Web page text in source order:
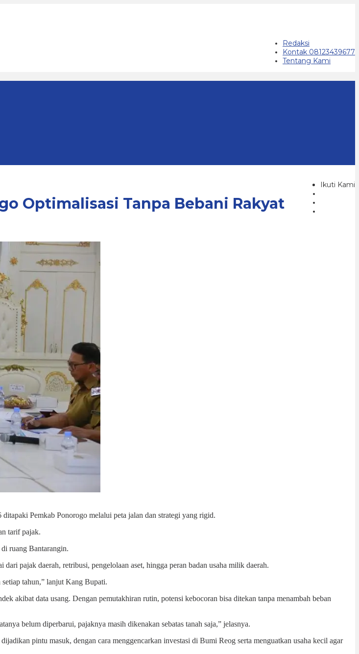
Redaksi
Kontak 08123439677
Tentang Kami
Ikuti Kami
Optimalisasi Tanpa Bebani Rakyat
Pemkab Ponorogo melalui peta jalan dan strategi yang rigid.
tarif pajak.
ruang Bantarangin.
pajak daerah, retribusi, pengelolaan aset, hingga peran badan usaha milik daerah.
tahun,” lanjut Kang Bupati.
akibat data usang. Dengan pemutakhiran rutin, potensi kebocoran bisa ditekan tanpa menambah beban
belum diperbarui, pajaknya masih dikenakan sebatas tanah saja,” jelasnya.
pintu masuk, dengan cara menggencarkan investasi di Bumi Reog serta menguatkan usaha kecil agar